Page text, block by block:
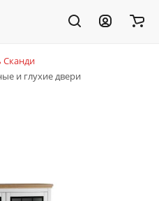
Сканди
и глухие двери